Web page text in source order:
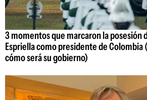
3 momentos que marcaron la posesión
Espriella como presidente de Colombia
cómo será su gobierno)